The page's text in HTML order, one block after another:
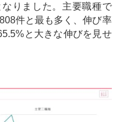
りました。主要職種で
件と最も多く、伸び率
と大きな伸びを見せ